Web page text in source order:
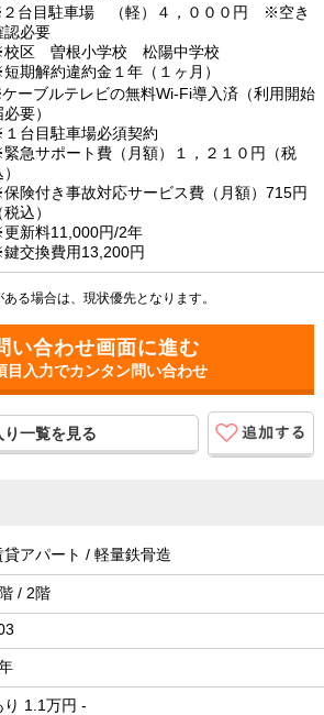
台目駐車場 （軽）４，０００円 ※空き
認必要
区 曽根小学校 松陽中学校
期解約違約金１年（１ヶ月）
ーブルテレビの無料Wi-Fi導入済（利用開始
必要）
台目駐車場必須契約
急サポート費（月額）１，２１０円（税
険付き事故対応サービス費（月額）715円
税込）
新料11,000円/2年
交換費用13,200円
る場合は、現状優先となります。
目入力でカンタン問い合わせ
り一覧を見る
貸アパート / 軽量鉄骨造
/ 2階
り 1.1万円 -